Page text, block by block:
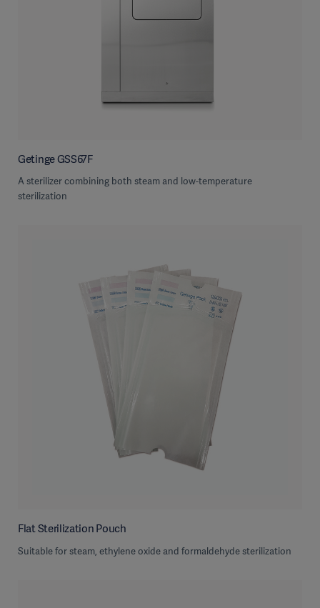
Getinge GSS67F
A sterilizer combining both steam and low-temperature
sterilization
Flat Sterilization Pouch
Suitable for steam, ethylene oxide and formaldehyde sterilization